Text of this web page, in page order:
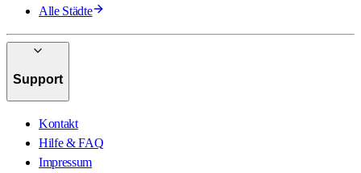
Alle Städte
Support
Kontakt
Hilfe & FAQ
Impressum